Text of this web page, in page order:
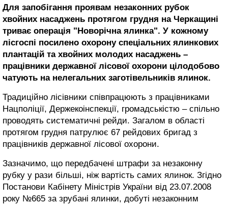
Для запобігання проявам незаконних рубок
хвойних насаджень протягом грудня на Черкащині
триває операція "Новорічна ялинка". У кожному
лісгоспі посилено охорону спеціальних ялинкових
плантацій та хвойних молодих насаджень –
працівники державної лісової охорони цілодобово
чатують на нелегальних заготівельників ялинок.
Традиційно лісівники співпрацюють з працівниками
Нацполіції, Держекоінспекції, громадськістю – спільно
проводять систематичні рейди. Загалом в області
протягом грудня патрулює 67 рейдових бригад з
працівників державної лісової охорони.
Зазначимо, що передбачені штрафи за незаконну
рубку у рази більші, ніж вартість самих ялинок. Згідно
Постанови Кабінету Міністрів України від 23.07.2008
року №665 за зрубані ялинки, добуті незаконним